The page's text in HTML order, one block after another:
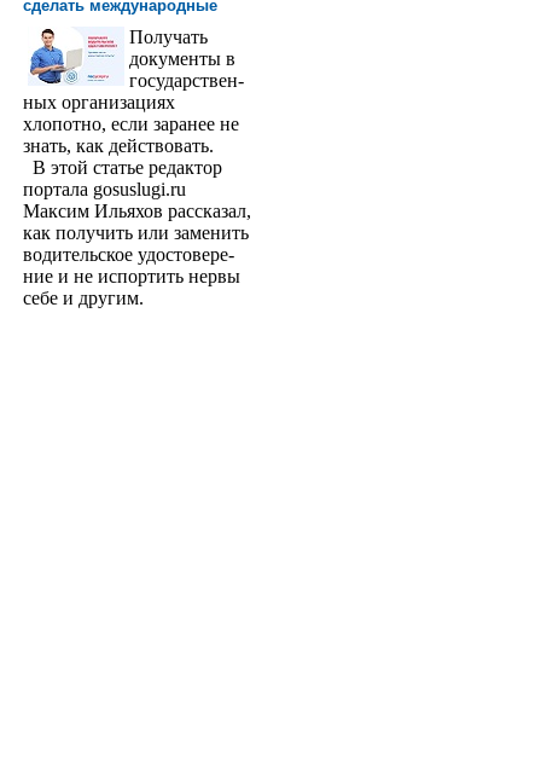
сделать международ­ные
Получать
доку­менты в
государствен­
ных организациях
хлопотно, если заранее не
знать, как действовать.
В этой статье редактор
портала gosuslugi.ru
Максим Ильяхов рассказал,
как получить или заменить
водительское удостовере­
ние и не испортить нервы
себе и другим.